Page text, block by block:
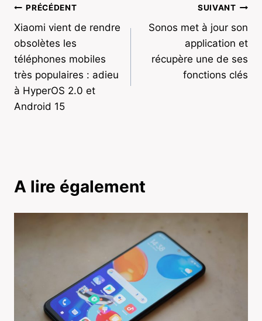
Navigation
de
l’article
PRÉCÉDENT
Xiaomi vient de rendre
obsolètes les
téléphones mobiles
très populaires : adieu
à HyperOS 2.0 et
Android 15
SUIVANT
Sonos met à jour son
application et
récupère une de ses
fonctions clés
A lire également